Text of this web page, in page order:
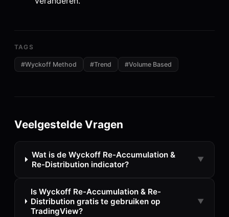
TAGS
#Wyckoff Method #Trend #Volume Based
Veelgestelde Vragen
Wat is de Wyckoff Re-Accumulation &
Re-Distribution indicator?
▼
Is Wyckoff Re-Accumulation & Re-
Distribution gratis te gebruiken op
TradingView?
▼